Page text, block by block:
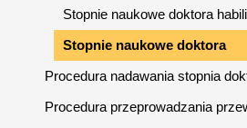
Stopnie naukowe doktora
Stopnie naukowe doktora
Procedura nadawania stopnia
Procedura przeprowadzania